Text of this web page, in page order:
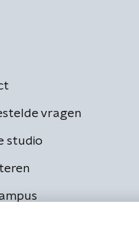
vragen
studio